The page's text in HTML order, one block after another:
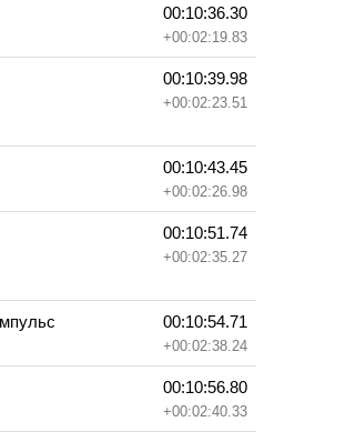
00:10:36.30
+00:02:19.83
00:10:39.98
+00:02:23.51
00:10:43.45
+00:02:26.98
00:10:51.74
+00:02:35.27
00:10:54.71
+00:02:38.24
00:10:56.80
+00:02:40.33